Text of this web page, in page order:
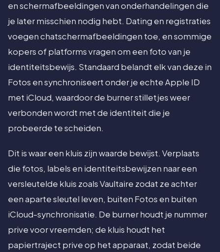
en schermafbeeldingen van onderhandelingen die
je later misschien nodig hebt. Dating en registraties
voegen chatschermafbeeldingen toe, en sommige
kopers of platforms vragen om een foto van je
identiteitsbewijs. Standaard belandt elk van deze in
Fotos en synchroniseert onder je echte Apple ID
met iCloud, waardoor de burner stilletjes weer
verbonden wordt met de identiteit die je
probeerde te scheiden.
Dit is waar een kluis zijn waarde bewijst. Verplaats
die fotos, labels en identiteitsbewijzen naar een
versleutelde kluis zoals Vaultaire zodat ze achter
een aparte sleutel leven, buiten Fotos en buiten
iCloud-synchronisatie. De burner houdt je nummer
prive voor vreemden; de kluis houdt het
papiertraject prive op het apparaat, zodat beide